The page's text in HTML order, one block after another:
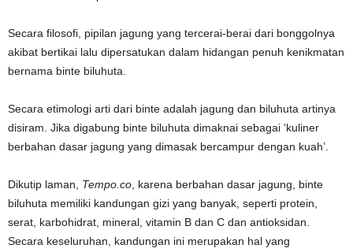
Secara filosofi, pipilan jagung yang tercerai-berai dari bonggolnya
akibat bertikai lalu dipersatukan dalam hidangan penuh kenikmatan
bernama binte biluhuta.
Secara etimologi arti dari binte adalah jagung dan biluhuta artinya
disiram. Jika digabung binte biluhuta dimaknai sebagai ‘kuliner
berbahan dasar jagung yang dimasak bercampur dengan kuah’.
Dikutip laman, Tempo.co , karena berbahan dasar jagung, binte
biluhuta memiliki kandungan gizi yang banyak, seperti protein,
serat, karbohidrat, mineral, vitamin B dan C dan antioksidan.
Secara keseluruhan, kandungan ini merupakan hal yang